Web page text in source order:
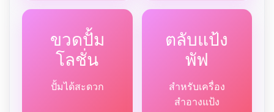
ขวดปั้ม
โลชั่น
ปั้มได้สะดวก
ตลับแป้ง
พัฟ
สำหรับเครื่อง
สำอางแป้ง